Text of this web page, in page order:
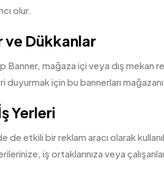
olur.
ve Dükkanlar
Banner, mağaza içi veya dış mekan
için bu bannerları
Yerleri
de etkili bir reklam aracı olarak
iş ortaklarınıza veya